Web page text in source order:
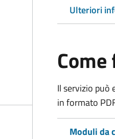
Ulteriori
Come
Il servizio può
in formato
Moduli da